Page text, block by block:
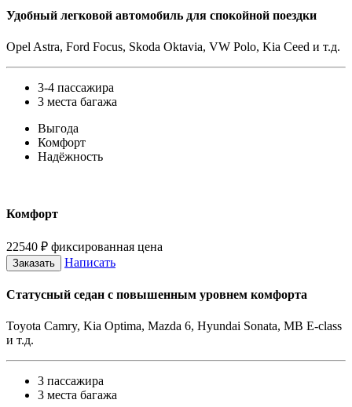
Удобный легковой автомобиль для спокойной поездки
Opel Astra, Ford Focus, Skoda Oktavia, VW Polo, Kia Ceed и т.д.
3-4 пассажира
3 места багажа
Выгода
Комфорт
Надёжность
Комфорт
22540 ₽ фиксированная цена
Заказать Написать
Статусный седан с повышенным уровнем комфорта
Toyota Camry, Kia Optima, Mazda 6, Hyundai Sonata, MB E-class
и т.д.
3 пассажира
3 места багажа